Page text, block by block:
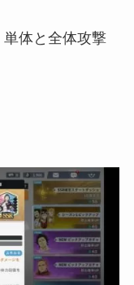
体と全体攻撃